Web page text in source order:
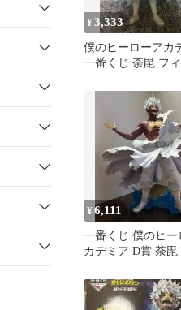
¥3,333
僕のヒーローアカ
一番くじ 荼毘 フィ
¥6,111
一番くじ 僕のヒー
カデミア D賞 荼毘